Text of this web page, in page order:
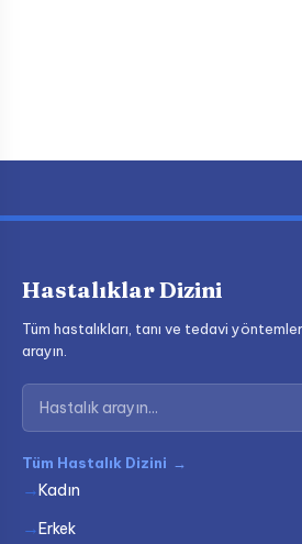
Hastalıklar Dizini
Tüm hastalıkları, tanı ve tedavi
arayın.
Tüm Hastalık Dizini →
Kadın
Erkek